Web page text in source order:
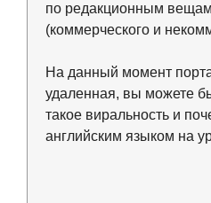
по редакционным вещам
(коммерческого и
На данный момент
удаленная, вы можете
такое виральность и
английским языком на